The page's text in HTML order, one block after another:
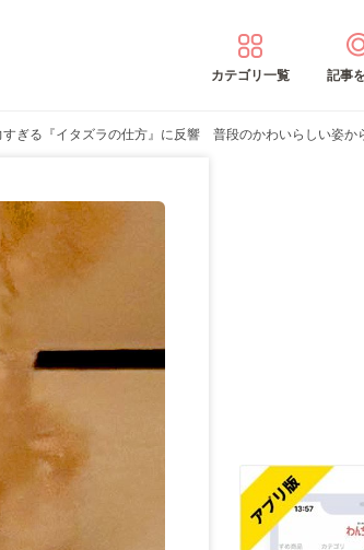
カテゴリ一覧 記事
ぎる『イタズラの仕方』に反響 普段のかわいらしい姿か